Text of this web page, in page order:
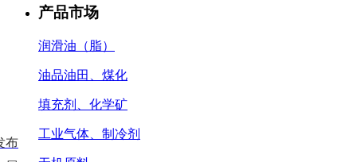
产品市场
润滑油（脂）
油品油田、煤化
填充剂、化学矿
工业气体、制冷剂
布